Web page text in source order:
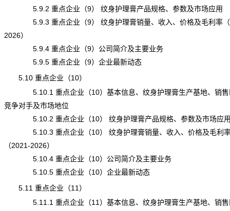
5.9.2 重点企业（9） 纹身护理膏产品规格、参数及市场应用
5.9.3 重点企业（9） 纹身护理膏销量、收入、价格及毛利率（
2026）
5.9.4 重点企业（9）公司简介及主要业务
5.9.5 重点企业（9）企业最新动态
5.10 重点企业（10）
5.10.1 重点企业（10）基本信息、纹身护理膏生产基地、销售
竞争对手及市场地位
5.10.2 重点企业（10） 纹身护理膏产品规格、参数及市场应
5.10.3 重点企业（10） 纹身护理膏销量、收入、价格及毛利
（2021-2026）
5.10.4 重点企业（10）公司简介及主要业务
5.10.5 重点企业（10）企业最新动态
5.11 重点企业（11）
5.11.1 重点企业（11）基本信息、纹身护理膏生产基地、销售